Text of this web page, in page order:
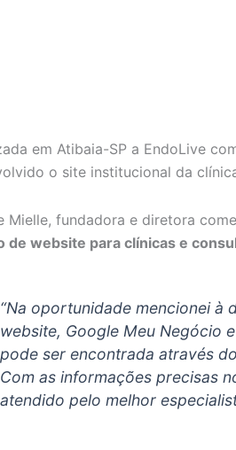
em Atibaia-SP a EndoLive
o site institucional da
Mielle, fundadora e diretora
de website para clínicas e
“Na oportunidade mencionei à
website, Google Meu Negócio
pode ser encontrada através
Com as informações precisas
atendido pelo melhor